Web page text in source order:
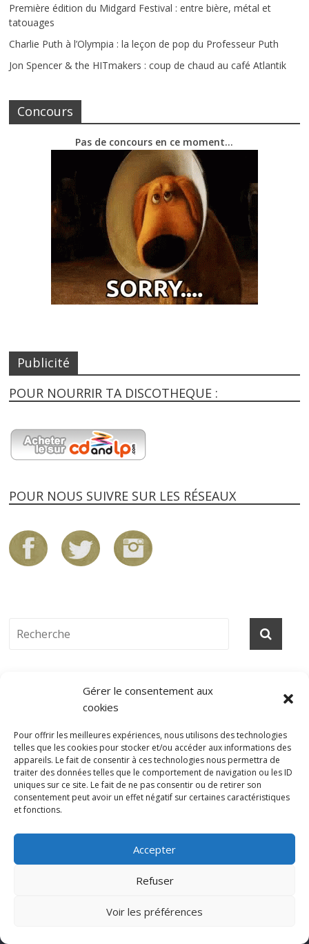
Gérer le consentement aux
cookies
Pour offrir les meilleures expériences, nous utilisons des technologies
telles que les cookies pour stocker et/ou accéder aux informations des
appareils. Le fait de consentir à ces technologies nous permettra de
traiter des données telles que le comportement de navigation ou les ID
uniques sur ce site. Le fait de ne pas consentir ou de retirer son
consentement peut avoir un effet négatif sur certaines caractéristiques
et fonctions.
Accepter
Refuser
Voir les préférences
Première édition du Midgard Festival : entre bière, métal et
tatouages
Charlie Puth à l’Olympia : la leçon de pop du Professeur Puth
Jon Spencer & the HITmakers : coup de chaud au café Atlantik
Concours
Pas de concours en ce moment…
Publicité
POUR NOURRIR TA DISCOTHEQUE :
POUR NOUS SUIVRE SUR LES RÉSEAUX
Contacts
Sabine, Rédactrice en chef :sabine@rocknfool.net
Emma, Rédactrice :emma@rocknfool.net
Mathilde, Rédactrice :mathilde@rocknfool.net
Morgane, Rédactrice :morgane@rocknfool.net
Renaud, Rédacteur :
Travailler
pour nous ?
contribuer à